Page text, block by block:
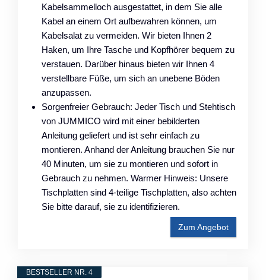
Kabelsammelloch ausgestattet, in dem Sie alle
Kabel an einem Ort aufbewahren können, um
Kabelsalat zu vermeiden. Wir bieten Ihnen 2
Haken, um Ihre Tasche und Kopfhörer bequem zu
verstauen. Darüber hinaus bieten wir Ihnen 4
verstellbare Füße, um sich an unebene Böden
anzupassen.
Sorgenfreier Gebrauch: Jeder Tisch und Stehtisch
von JUMMICO wird mit einer bebilderten
Anleitung geliefert und ist sehr einfach zu
montieren. Anhand der Anleitung brauchen Sie nur
40 Minuten, um sie zu montieren und sofort in
Gebrauch zu nehmen. Warmer Hinweis: Unsere
Tischplatten sind 4-teilige Tischplatten, also achten
Sie bitte darauf, sie zu identifizieren.
Zum Angebot
BESTSELLER NR. 4